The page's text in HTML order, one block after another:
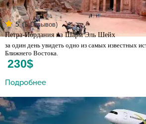
5 (5Отзывов)
Петра-Иордания из Шарм Эль Шейх
за один день увидеть одно из самых известных
Ближнего Востока.
230$
Подробнее